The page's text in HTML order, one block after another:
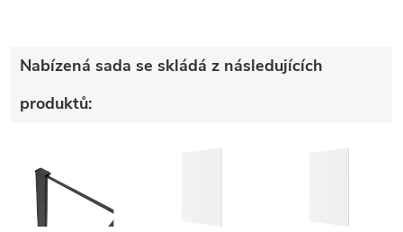
Nabízená sada se skládá z následujících
produktů: